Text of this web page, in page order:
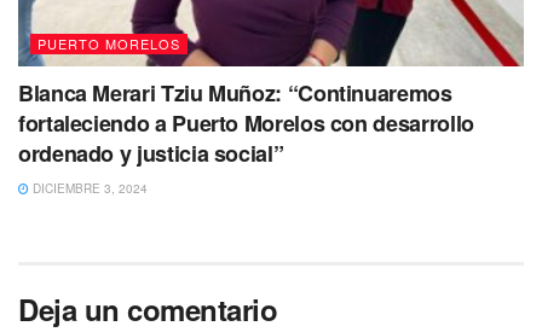
PUERTO MORELOS
Blanca Merari Tziu Muñoz: “Continuaremos
fortaleciendo a Puerto Morelos con desarrollo
ordenado y justicia social”
DICIEMBRE 3, 2024
Deja un comentario